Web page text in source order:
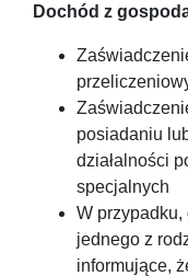
Dochód z
posiadaniu
działalności
specjalnych
W przypadku,
jednego z
informujące,